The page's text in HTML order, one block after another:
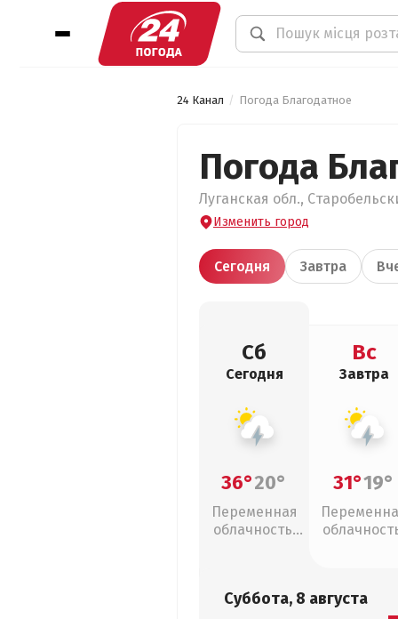
24 Канал Погода Благодатное
Погода
Луганская обл.,
Изменить город
Сегодня Завтра
Сб
Сегодня
36°20°
Переменная
облачность,
Вс
Завтра
31°19°
Суббота, 8 августа